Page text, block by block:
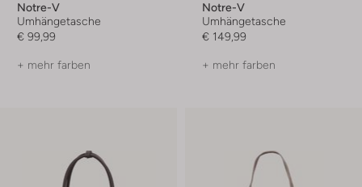
Notre-V
Umhängetasche
€ 99,99
+ mehr farben
Notre-V
Umhängetasche
€ 149,99
+ mehr farben